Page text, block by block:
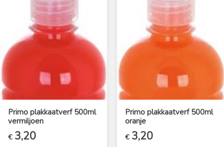
Primo plakkaatverf 500ml
vermiljoen
€ 3,20
Primo plakkaatverf 500ml
oranje
€ 3,20